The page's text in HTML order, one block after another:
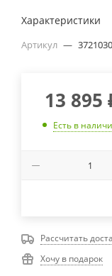
Характеристики
Артикул —
13 895
Есть в
Рассчитать
Хочу в подарок